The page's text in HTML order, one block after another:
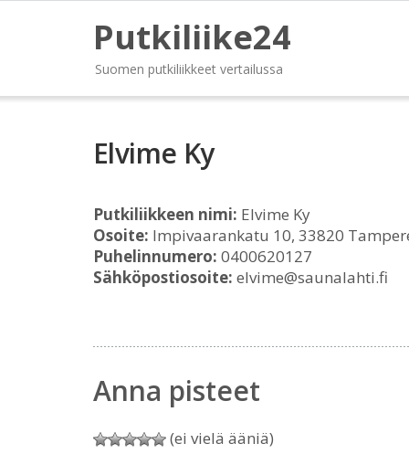
Putkiliike24
Suomen putkiliikkeet vertailussa
Elvime Ky
Putkiliikkeen nimi: Elvime Ky
Osoite: Impivaarankatu 10, 33820
Puhelinnumero: 0400620127
Sähköpostiosoite: elvime@saunalahti.fi
Anna pisteet
(ei vielä ääniä)